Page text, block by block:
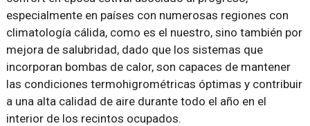
especialmente en países con numerosas regiones con
climatología cálida, como es el nuestro, sino también por
mejora de salubridad, dado que los sistemas que
incorporan bombas de calor, son capaces de mantener
las condiciones termohigrométricas óptimas y contribuir
a una alta calidad de aire durante todo el año en el
interior de los recintos ocupados.